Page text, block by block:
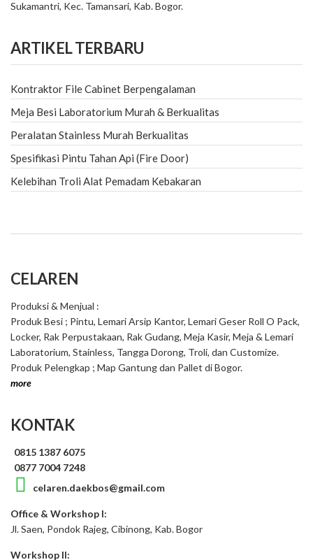
Sukamantri, Kec. Tamansari, Kab. Bogor.
ARTIKEL TERBARU
Kontraktor File Cabinet Berpengalaman
Meja Besi Laboratorium Murah & Berkualitas
Peralatan Stainless Murah Berkualitas
Spesifikasi Pintu Tahan Api (Fire Door)
Kelebihan Troli Alat Pemadam Kebakaran
CELAREN
Produksi & Menjual :
Produk Besi ; Pintu, Lemari Arsip Kantor, Lemari Geser Roll O Pack,
Locker, Rak Perpustakaan, Rak Gudang, Meja Kasir, Meja & Lemari
Laboratorium, Stainless, Tangga Dorong, Troli, dan Customize.
Produk Pelengkap ; Map Gantung dan Pallet di Bogor.
more
KONTAK
0815 1387 6075
0877 7004 7248
celaren.daekbos@gmail.com
Office & Workshop I:
Jl. Saen, Pondok Rajeg, Cibinong, Kab. Bogor
Workshop II: